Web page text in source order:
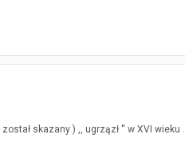
skazany ) ,, ugrzązł '' w XVI wieku .